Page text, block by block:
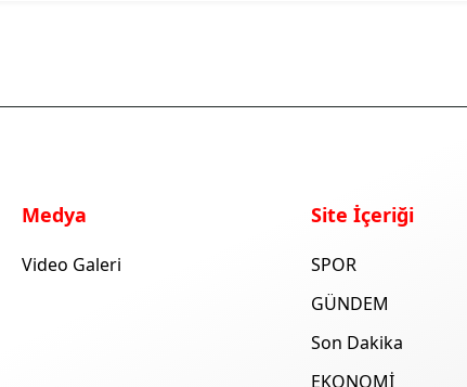
Medya
Video Galeri
Site İçeriği
SPOR
GÜNDEM
Son Dakika
EKONOMİ